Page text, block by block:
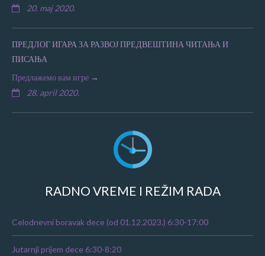
20. maj 2020.
ПРЕДЛОГ ИГАРА ЗА РАЗВОЈ ПРЕДВЕШТИНА ЧИТАЊА И
ПИСАЊА
Предлажемо вам игре
28. april 2020.
RADNO VREME I REŽIM RADA
Celodnevni boravak dece (od 01.12.2023.) 6:30-17:00
Jutarnji prijem dece 6:30-8:20